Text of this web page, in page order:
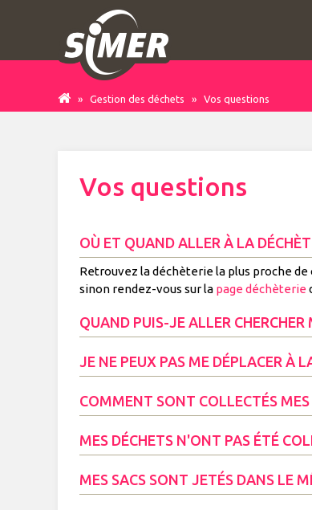
» Gestion des déchets » Vos questions
Vos questions
OÙ ET QUAND ALLER À LA
Retrouvez la déchèterie la plus proche
sinon rendez-vous sur la page déchèterie
QUAND PUIS-JE ALLER CHERCHER
JE NE PEUX PAS ME DÉPLACER À
COMMENT SONT COLLECTÉS MES
MES DÉCHETS N'ONT PAS ÉTÉ
MES SACS SONT JETÉS DANS LE